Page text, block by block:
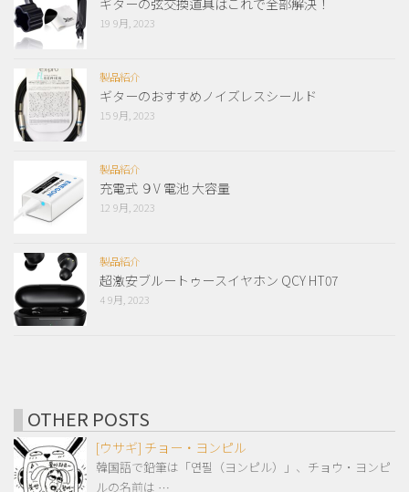
19 9月, 2023
製品紹介
ギターのおすすめノイズレスシールド
15 9月, 2023
製品紹介
充電式 ９V 電池 大容量
12 9月, 2023
製品紹介
超激安ブルートゥースイヤホン QCY HT07
4 9月, 2023
OTHER POSTS
[ウサギ] チョー・ヨンピル
韓国語で鉛筆は「연필（ヨンピル）」、チョウ・ヨンピ
ルの名前は …